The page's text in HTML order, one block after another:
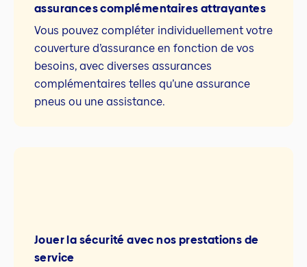
assurances complémentaires attrayantes
Vous pouvez compléter individuellement votre
couverture d’assurance en fonction de vos
besoins, avec diverses assurances
complémentaires telles qu’une assurance
pneus ou une assistance.
Jouer la sécurité avec nos prestations de
service